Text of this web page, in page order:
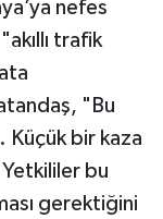
nefes
trafik
"Bu
Küçük bir kaza
bu
gerektiğini